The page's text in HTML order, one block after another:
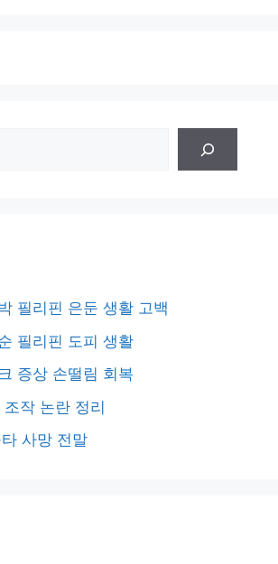
필리핀 은둔 생활 고백
필리핀 도피 생활
증상 손떨림 회복
작 논란 정리
사망 전말